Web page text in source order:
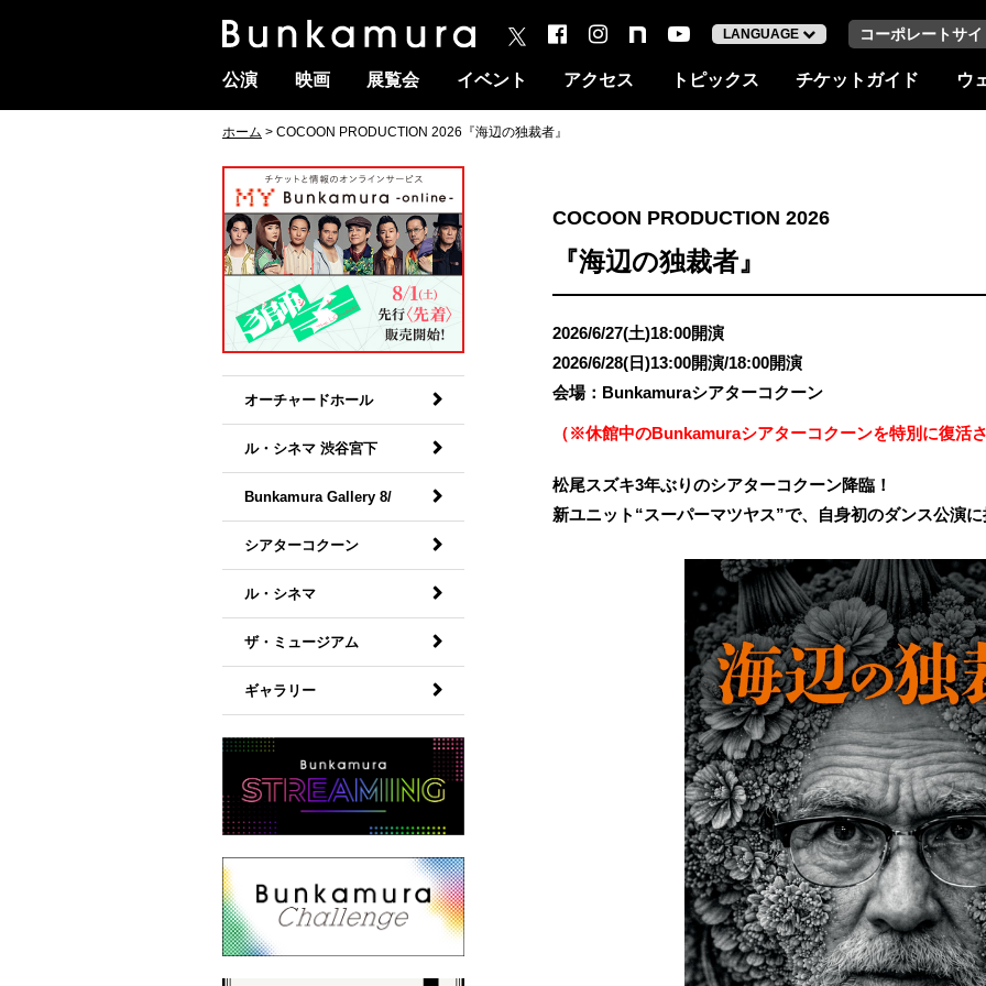
LANGUAGE コーポレートサイ
公演 映画 展覧会 イベント アクセス トピックス チケットガイド ウ
ホーム > COCOON PRODUCTION 2026『海辺の独裁者』
COCOON PRODUCTION 2026
『海辺の独裁者』
2026/6/27(土)18:00開演
2026/6/28(日)13:00開演/18:00開演
会場：Bunkamuraシアターコクーン
（※休館中のBunkamuraシアターコクーンを特別に復活
松尾スズキ3年ぶりのシアターコクーン降臨！
新ユニット“スーパーマツヤス”で、自身初のダンス公演
オーチャードホール
ル・シネマ 渋谷宮下
Bunkamura Gallery 8/
シアターコクーン
ル・シネマ
ザ・ミュージアム
ギャラリー